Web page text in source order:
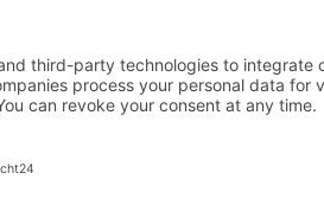
COPYRIGHT © 2026 BY BV TIERSCHUTZ E.V